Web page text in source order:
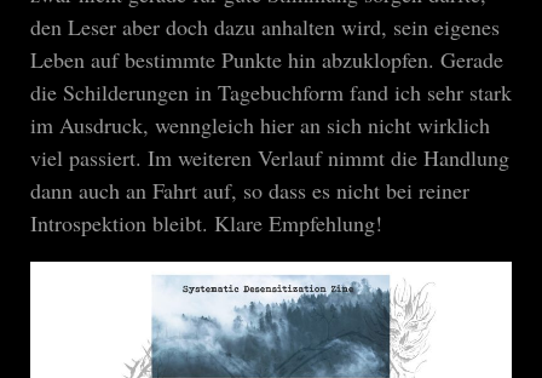
den Leser aber doch dazu anhalten wird, sein eigenes
Leben auf bestimmte Punkte hin abzuklopfen. Gerade
die Schilderungen in Tagebuchform fand ich sehr stark
im Ausdruck, wenngleich hier an sich nicht wirklich
viel passiert. Im weiteren Verlauf nimmt die Handlung
dann auch an Fahrt auf, so dass es nicht bei reiner
Introspektion bleibt. Klare Empfehlung!